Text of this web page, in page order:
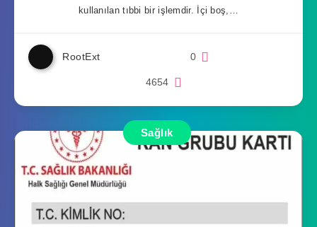
kullanılan tıbbi bir işlemdir. İçi boş,…
RootExt 0
4654
Sağlık